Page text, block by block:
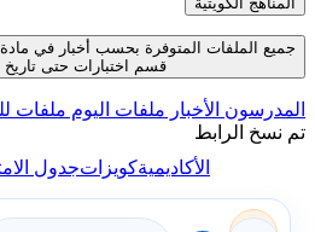
قسم اختبارات حتى تاريخ 09-08-2026
المدرسون الأخبار ملفات اليوم ملفات
تم نسخ الرابط
الأكاديميةكويزاتجدول